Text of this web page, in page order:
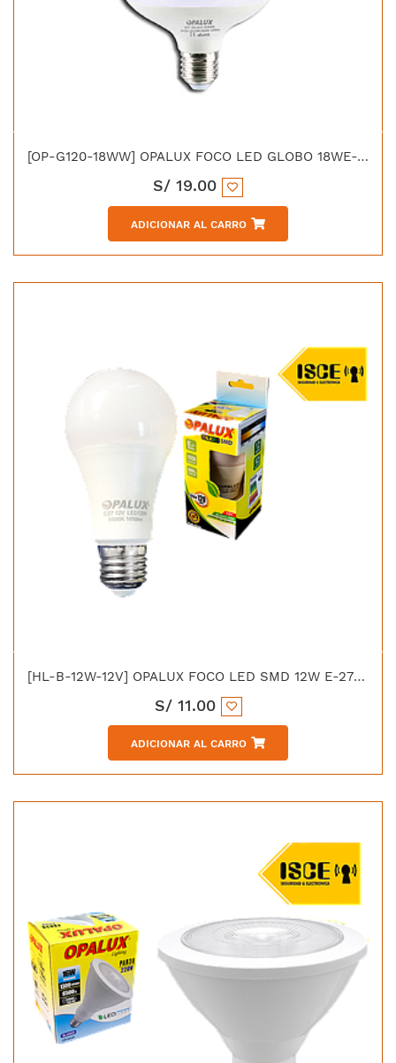
[OP-G120-18WW] OPALUX FOCO LED GLOBO 18WE-27 LUZ CALIDA 1440LM 3000K
S/ 19.00
ADICIONAR AL CARRO
[HL-B-12W-12V] OPALUX FOCO LED SMD 12W E-27 LUZ BLANCA 1050LM
S/ 11.00
ADICIONAR AL CARRO